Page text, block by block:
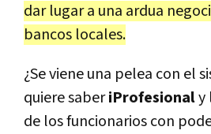
dar lugar a una ardua
bancos locales.
¿Se viene una pelea con el
quiere saberiProfesionaly
de los funcionarios con